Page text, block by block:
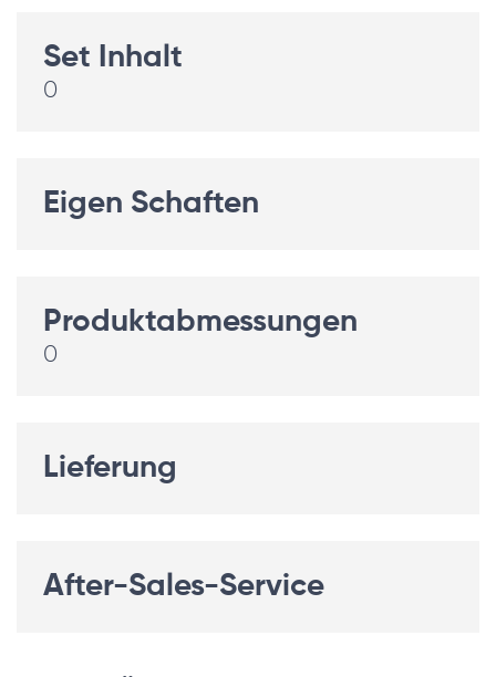
Set Inhalt
0
Eigen Schaften
Produktabmessungen
0
Lieferung
After-Sales-Service